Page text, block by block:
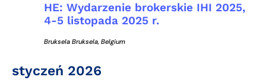
HE: Wydarzenie brokerskie IHI 2025,
4-5 listopada 2025 r.
Bruksela Bruksela, Belgium
styczeń 2026